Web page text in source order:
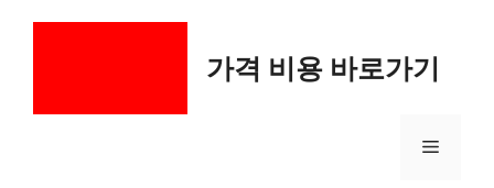
가격 비용 바로가기
메